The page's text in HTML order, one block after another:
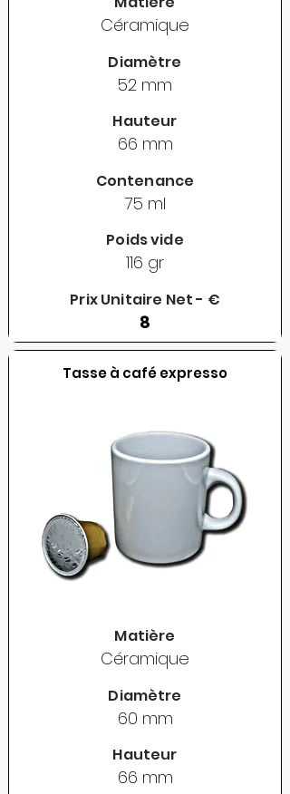
Céramique
Diamètre
52 mm
Hauteur
66 mm
Contenance
75 ml
Poids vide
116 gr
Prix Unitaire Net - €
8
Tasse à café expresso
Matière
Céramique
Diamètre
60 mm
Hauteur
66 mm